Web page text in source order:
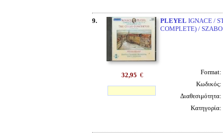
9. PLEYEL IGNACE /
COMPLETE) /
32,95 € Format:
Κωδικός:
Διαθεσιμότητα:
Κατηγορία: